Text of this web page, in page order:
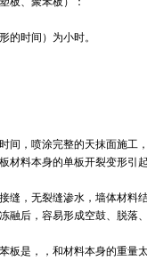
时间）为小时。
，喷涂完整的天抹面施工
材料本身的单板开裂变形引起
，无裂缝渗水，墙体材料
融后，容易形成空鼓、脱落、
是，，和材料本身的重量太